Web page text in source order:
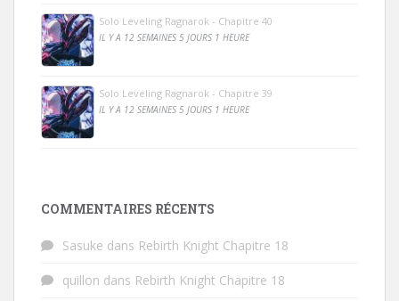
Solo Leveling Ragnarok - Chapitre 40
IL Y A 12 SEMAINES 5 JOURS 1 HEURE
Solo Leveling Ragnarok - Chapitre 39
IL Y A 12 SEMAINES 5 JOURS 1 HEURE
COMMENTAIRES RÉCENTS
Sasuke dans Rebirth Knight Chapitre 18
quillon dans Rebirth Knight Chapitre 18